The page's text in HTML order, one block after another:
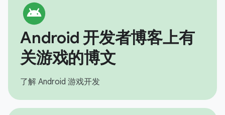
Android 开发者博客上有
关游戏的博文
了解 Android 游戏开发